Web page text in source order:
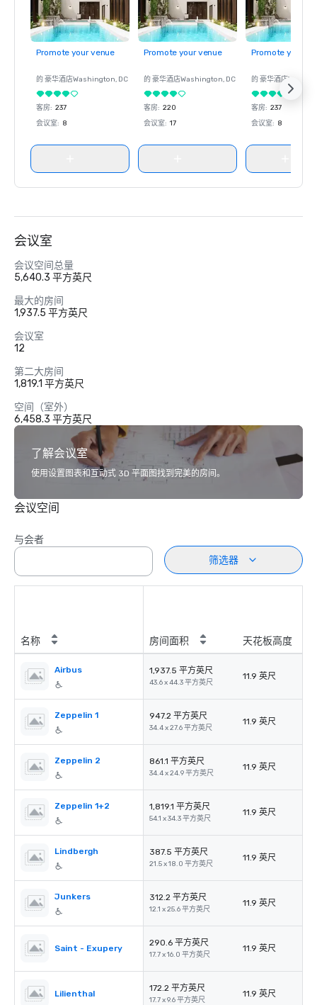
Promote your venue
的 豪华酒店Washington, DC
客房: 237
会议室: 8
Promote your venue
的 豪华酒店Washington, DC
客房: 220
会议室: 17
Promote your
的 豪华酒店
客房: 237
会议室: 8
会议室
会议空间总量
5,640.3 平方英尺
最大的房间
1,937.5 平方英尺
会议室
12
第二大房间
1,819.1 平方英尺
空间（室外）
6,458.3 平方英尺
了解会议室
使用设置图表和互动式 3D 平面图找到完美的房间。
会议空间
与会者
筛选器
名称 房间面积 天花板高度
Airbus 1,937.5 平方英尺
43.6 x 44.3 平方英尺
11.9 英尺
Zeppelin 1 947.2 平方英尺
34.4 x 27.6 平方英尺
11.9 英尺
Zeppelin 2 861.1 平方英尺
34.4 x 24.9 平方英尺
11.9 英尺
Zeppelin 1+2 1,819.1 平方英尺
54.1 x 34.3 平方英尺
11.9 英尺
Lindbergh 387.5 平方英尺
21.5 x 18.0 平方英尺
11.9 英尺
Junkers 312.2 平方英尺
12.1 x 25.6 平方英尺
11.9 英尺
Saint - Exupery
290.6 平方英尺
17.7 x 16.0 平方英尺
11.9 英尺
Lilienthal
172.2 平方英尺
17.7 x 9.6 平方英尺
11.9 英尺